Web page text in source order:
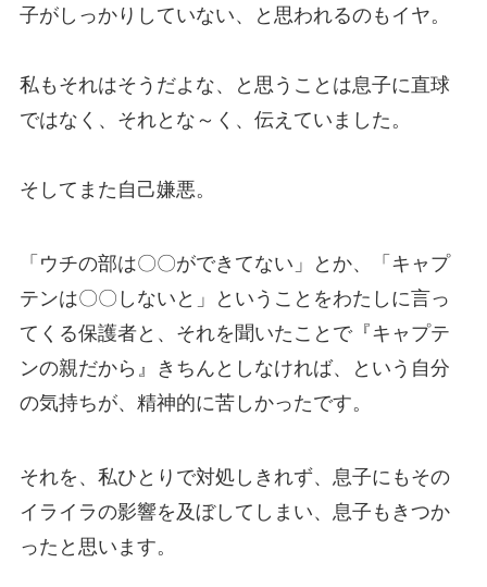
子がしっかりしていない、と思われるのもイヤ。
私もそれはそうだよな、と思うことは息子に直球
ではなく、それとな～く、伝えていました。
そしてまた自己嫌悪。
「ウチの部は〇〇ができてない」とか、「キャプ
テンは〇〇しないと」ということをわたしに言っ
てくる保護者と、それを聞いたことで『キャプテ
ンの親だから』きちんとしなければ、という自分
の気持ちが、精神的に苦しかったです。
それを、私ひとりで対処しきれず、息子にもその
イライラの影響を及ぼしてしまい、息子もきつか
ったと思います。